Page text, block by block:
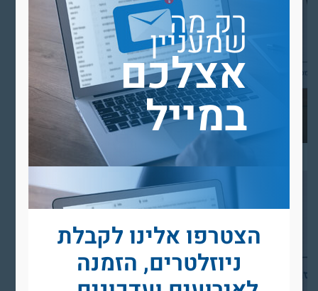
רק מה
שמעניין
אצלכם
במייל
הצטרפו אלינו לקבלת
ניוזלטרים, הזמנה